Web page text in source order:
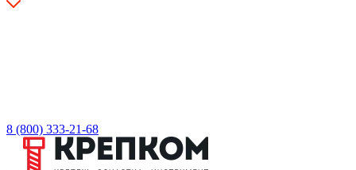
8 (800) 333-21-68